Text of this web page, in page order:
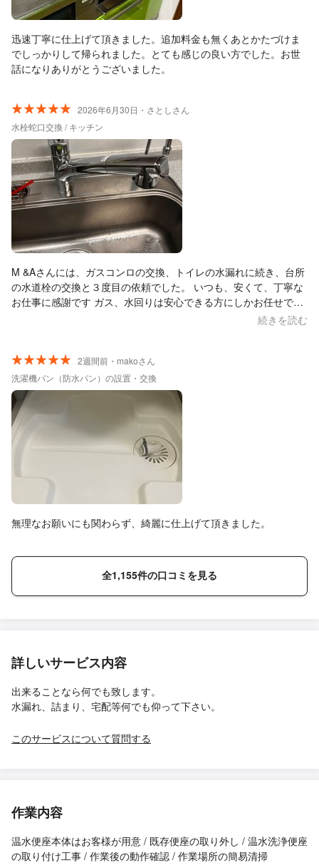
迅速丁寧に仕上げて頂きました。追加料金も無くあとかたづけま
でしっかりして帰られました。とても感じの良い方でした。お世
話になりありがとうございました。
2026年6月30日・さとしさん
水栓蛇口交換 / キッチン
M &Aさんには、ガスコンロの交換、トイレの水漏れに続き、台所
の水道栓の交換と３度目の依頼でした。 いつも、安くて、丁寧な
お仕事に感謝です ガス、水回りは安心できる方にしかお任せでき
ませんので、これからも何かあれば宜しくお願いします続きを読む
2週間前・makoさん
洗濯機パン（防水パン）の設置・交換
無理なお願いにも関わらず、綺麗に仕上げて頂きました。
全1,155件の口コミを見る
詳しいサービス内容
出来ることなら何でも致します。
水漏れ、詰まり、宅配等何でも仰って下さい。
このサービスについて質問する
作業内容
温水便座本体はお客様が用意 / 既存便座の取り外し / 温水洗浄便座
の取り付け工事 / 作業後の動作確認 / 作業場所の簡易清掃